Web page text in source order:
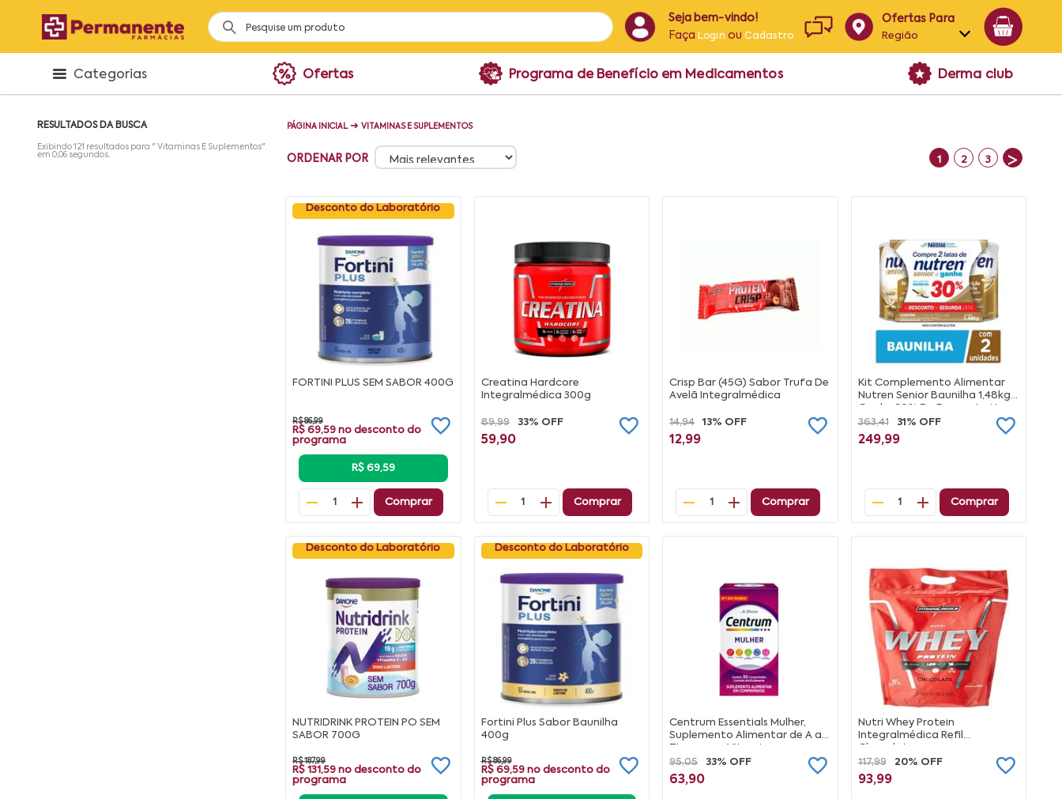
Seja bem-vindo!
Faça Login ouCadastro
Ofertas Para
Região
Alagoas
Pernambuco
Categorias Ofertas Programa de Benefício em Medicamentos Derma club
RESULTADOS DA BUSCA
Exibindo 121 resultados para " Vitaminas E Suplementos"
em 0,06 segundos.
PÁGINA INICIAL ➜ VITAMINAS E SUPLEMENTOS
ORDENAR POR 1 2 3 >
Desconto do Laboratório
FORTINI PLUS SEM SABOR 400G
R$ 86,99
R$ 69,59 no desconto do
programa
R$ 69,59
1 Comprar
Creatina Hardcore
Integralmédica 300g
89,99 33% OFF
59,90
1 Comprar
Crisp Bar (45G) Sabor Trufa De
Avelã Integralmédica
14,94 13% OFF
12,99
1 Comprar
Kit Complemento Alimentar
Nutren Senior Baunilha 1,48kg
Ganhe 30% De Desconto Na
Segunda Lata
363,41 31% OFF
249,99
1 Comprar
Desconto do Laboratório
NUTRIDRINK PROTEIN PO SEM
SABOR 700G
R$ 187,99
R$ 131,59 no desconto do
programa
Desconto do Laboratório
Fortini Plus Sabor Baunilha
400g
R$ 86,99
R$ 69,59 no desconto do
programa
Centrum Essentials Mulher,
Suplemento Alimentar de A a
Zinco com Vitaminas e
Minerais, 30 comprimidos
95,05 33% OFF
63,90
Nutri Whey Protein
Integralmédica Refil
Chocolate
117,99
20% OFF
93,99